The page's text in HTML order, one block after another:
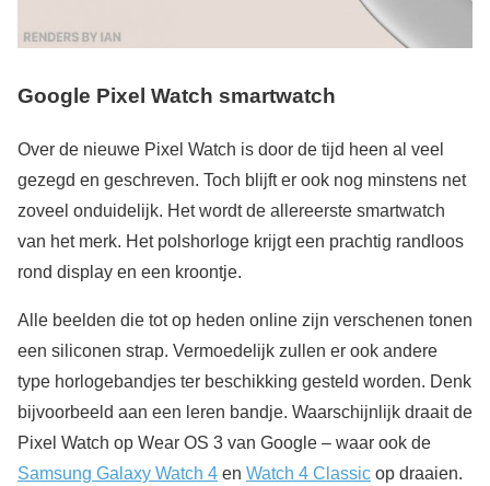
Google Pixel Watch smartwatch
Over de nieuwe Pixel Watch is door de tijd heen al veel
gezegd en geschreven. Toch blijft er ook nog minstens net
zoveel onduidelijk. Het wordt de allereerste smartwatch
van het merk. Het polshorloge krijgt een prachtig randloos
rond display en een kroontje.
Alle beelden die tot op heden online zijn verschenen tonen
een siliconen strap. Vermoedelijk zullen er ook andere
type horlogebandjes ter beschikking gesteld worden. Denk
bijvoorbeeld aan een leren bandje. Waarschijnlijk draait de
Pixel Watch op Wear OS 3 van Google – waar ook de
Samsung Galaxy Watch 4 en Watch 4 Classic op draaien.